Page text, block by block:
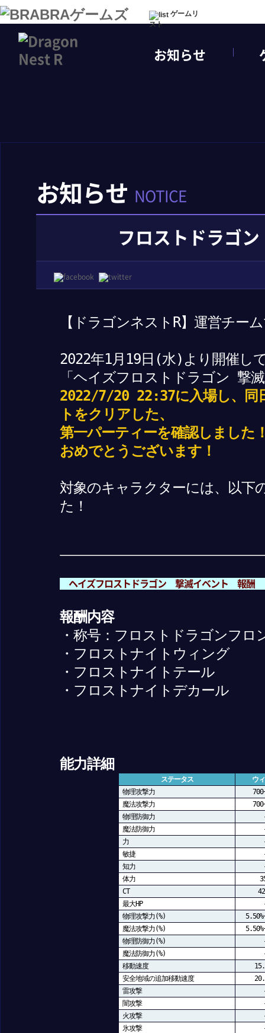
ゲームリ
スト
お知らせ
お知らせ NOTICE
フロストドラゴ
【ドラゴンネストR】運営チー
2022年1月19日(水)より開催し
「ヘイズフロストドラゴン 撃
2022/7/20 22:37に入場し、同
トをクリアした、
第一パーティーを確認しました
おめでとうございます！
対象のキャラクターには、以下
た！
ヘイズフロストドラゴン 撃滅イベント 報酬
報酬内容
・称号：フロストドラゴンフロ
・フロストナイトウィング
・フロストナイトテール
・フロストナイトデカール
能力詳細
ステータス
ウ
物理攻撃力
魔法攻撃力
物理防御力
魔法防御力
力
敏捷
知力
体力
CT
最大HP
物理攻撃力(%)
魔法攻撃力(%)
物理防御力(%)
魔法防御力(%)
移動速度
安全地域の追加移動速度
雷攻撃
闇攻撃
火攻撃
氷攻撃